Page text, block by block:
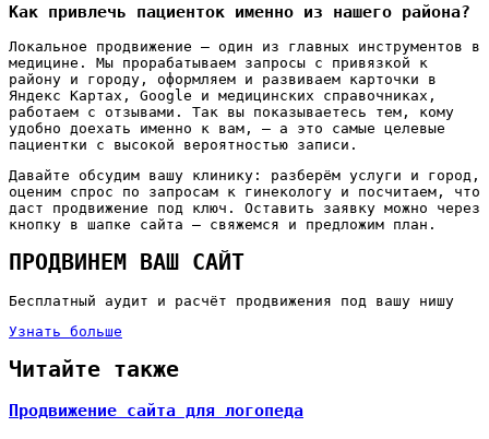
Как привлечь пациенток именно из нашего района?
Локальное продвижение — один из главных инструментов в
медицине. Мы прорабатываем запросы с привязкой к
району и городу, оформляем и развиваем карточки в
Яндекс Картах, Google и медицинских справочниках,
работаем с отзывами. Так вы показываетесь тем, кому
удобно доехать именно к вам, — а это самые целевые
пациентки с высокой вероятностью записи.
Давайте обсудим вашу клинику: разберём услуги и город,
оценим спрос по запросам к гинекологу и посчитаем, что
даст продвижение под ключ. Оставить заявку можно через
кнопку в шапке сайта — свяжемся и предложим план.
ПРОДВИНЕМ ВАШ САЙТ
Бесплатный аудит и расчёт продвижения под вашу нишу
Узнать больше
Читайте также
Продвижение сайта для логопеда